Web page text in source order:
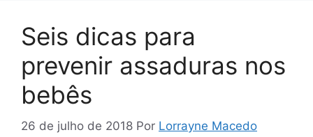
Seis dicas para
prevenir assaduras nos
bebês
26 de julho de 2018 Por Lorrayne Macedo